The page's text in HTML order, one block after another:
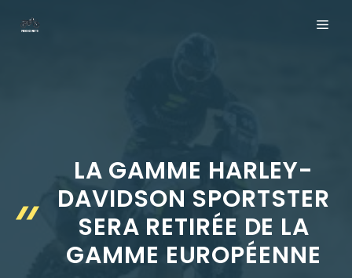
LA GAMME HARLEY-
DAVIDSON SPORTSTER
SERA RETIRÉE DE LA
GAMME EUROPÉENNE